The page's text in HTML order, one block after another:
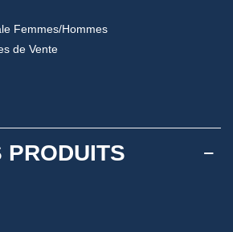
Femmes/Hommes
de Vente
PRODUITS